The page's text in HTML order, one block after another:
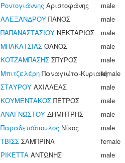
Ροντογιάννης Αριστοφάνης
male
ΑΛΕΞΑΝΔΡΟΥ ΠΑΝΟΣ
male
ΠΑΠΑΝΑΣΤΑΣΙΟΥ ΝΕΚΤΑΡΙΟΣ
male
ΜΠΑΚΑΤΣΙΑΣ ΘΑΝΟΣ
male
ΚΟΤΖΑΜΠΑΣΗΣ ΣΠΥΡΟΣ
male
Μπιτζελέρη Παναγιώτα-Κυριακήfemale
ΣΤΑΥΡΟΥ ΑΧΙΛΛΕΑΣ
male
ΚΟΥΜΕΝΤΑΚΟΣ ΠΕΤΡΟΣ
male
ΑΝΑΓΝΩΣΤΟΥ ΔΗΜΗΤΡΗΣ
male
Παραδεισόπουλος Νίκος
male
ΤΒΙΣΣ ΣΑΜΠΡΙΝΑ
female
ΡΙΚΕΤΤΑ ΑΝΤΩΝΗΣ
male